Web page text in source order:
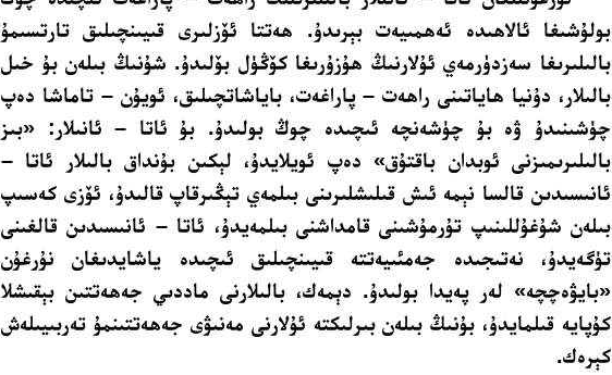
بولۇشىغا ئالاھىدە ئەھمىيەت بېرىدۇ. ھەتتا ئۆزلىرى قىيىنچىلىق تارتسىمۇ
بالىلىرىغا سەزدۈرمەي ئۇلارنىڭ ھۇزۇرىغا كۆڭۈل بۆلىدۇ. شۇنىڭ بىلەن بۇ خىل
بالىلار، دۇنيا ھاياتىنى راھەت – پاراغەت، باياشاتچىلىق، ئويۇن – تاماشا دەپ
چۈشىنىدۇ ۋە بۇ چۈشەنچە ئىچىدە چوڭ بولىدۇ. بۇ ئاتا – ئانىلار: «بىز
بالىلىرىمىزنى ئوبدان باقتۇق» دەپ ئويلايدۇ، لېكىن بۇنداق بالىلار ئاتا –
ئانىسىدىن قالسا نېمە ئىش قىلىشلىرىنى بىلمەي تېڭىرقاپ قالىدۇ، ئۆزى كەسىپ
بىلەن شۇغۇللىنىپ تۇرمۇشىنى قامداشنى بىلمەيدۇ، ئاتا – ئانىسىدىن قالغىنى
تۈگەيدۇ، نەتىجىدە جەمئىيەتتە قىيىنچىلىق ئىچىدە ياشايدىغان نۇرغۇن
«بايۋەچچە» لەر پەيدا بولىدۇ. دېمەك، بالىلارنى ماددىي جەھەتتىن بېقىشلا
كۇپايە قىلمايدۇ، بۇنىڭ بىلەن بىرلىكتە ئۇلارنى مەنىۋى جەھەتتىنمۇ تەربىيىلەش
كېرەك.